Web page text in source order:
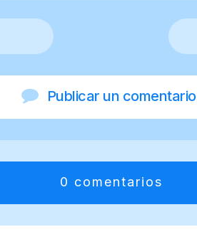
Publicar un comentario
0 comentarios